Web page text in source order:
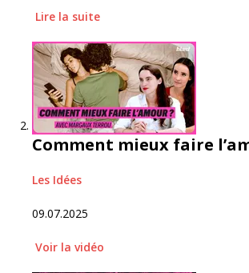
Lire la suite
Comment mieux faire
Les Idées
09.07.2025
Voir la vidéo